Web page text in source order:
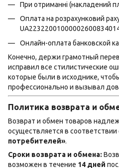
При отриманні (накладений
Оплата на розрахунковий
Онлайн-оплата банковской
Конечно, держи грамотный
исправил все стилистические
которые были в исходнике,
профессионально и вызывал
Политика возврата и
Возврат и обмен товаров
осуществляется в соответствии
потребителей».
Сроки возврата и обмена:
возможен в течение 14 дней